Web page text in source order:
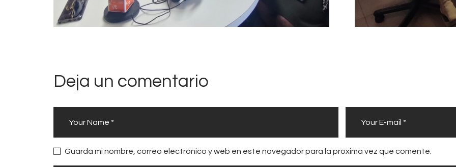
Deja un comentario
Guarda mi nombre, correo electrónico y web en este navegador para la próxima vez que comente.